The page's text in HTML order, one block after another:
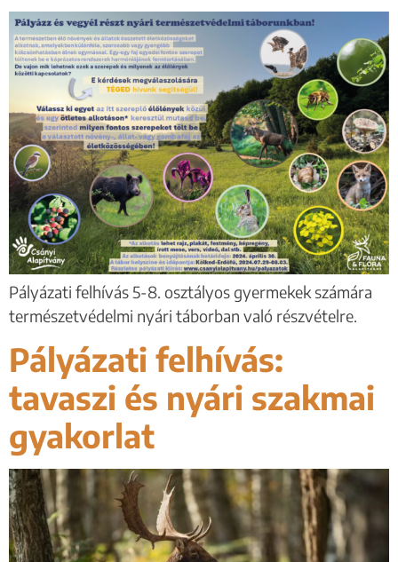
Pályázati felhívás 5-8. osztályos gyermekek számára
természetvédelmi nyári táborban való részvételre.
Pályázati felhívás:
tavaszi és nyári szakmai
gyakorlat